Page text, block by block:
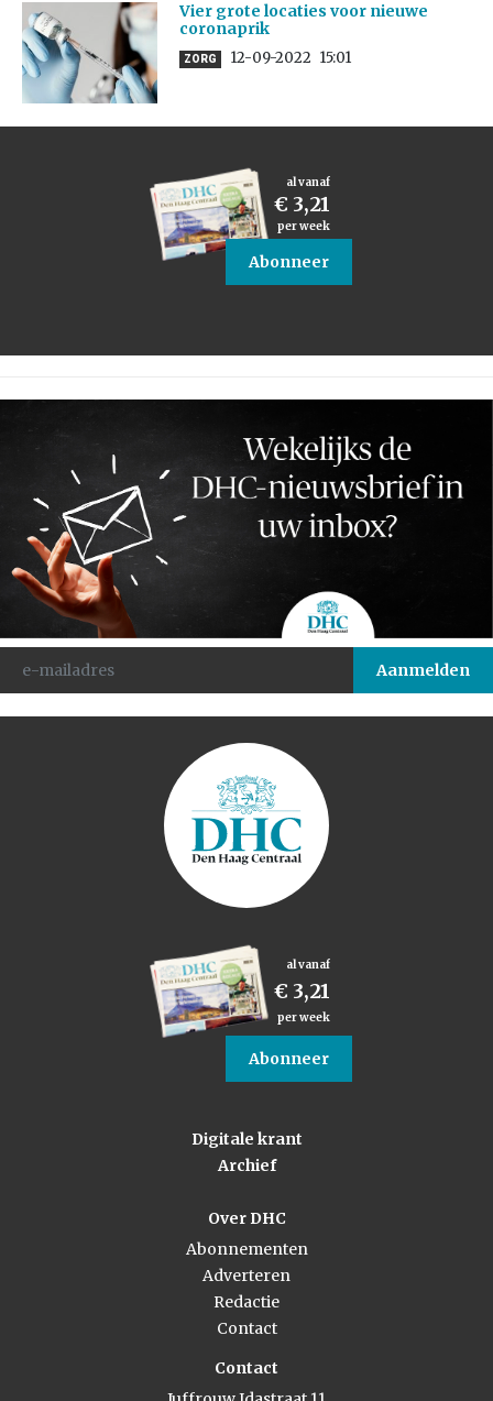
Vier grote locaties voor nieuwe
coronaprik
ZORG 12-09-2022 15:01
al vanaf
€ 3,21
per week
Abonneer
al vanaf
€ 3,21
per week
Abonneer
Digitale krant
Archief
Over DHC
Abonnementen
Adverteren
Redactie
Contact
Contact